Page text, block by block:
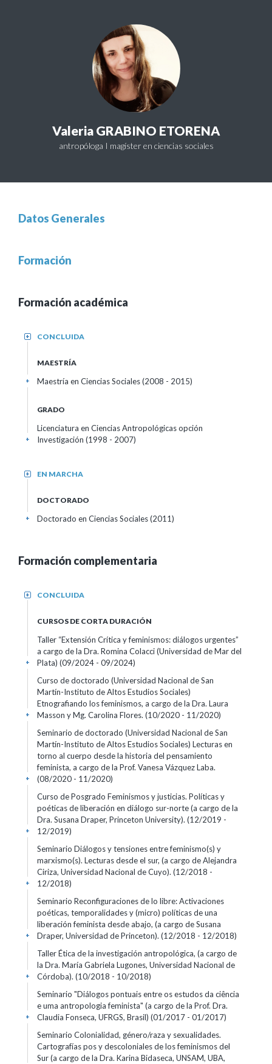
Valeria GRABINO ETORENA
antropóloga I magíster en ciencias sociales
Datos Generales
Formación
Formación académica
CONCLUIDA
+
MAESTRÍA
Maestría en Ciencias Sociales (2008 - 2015)
+
GRADO
Licenciatura en Ciencias Antropológicas opción
Investigación (1998 - 2007)
+
EN MARCHA
+
DOCTORADO
Doctorado en Ciencias Sociales (2011)
+
Formación complementaria
CONCLUIDA
+
CURSOS DE CORTA DURACIÓN
Taller “Extensión Crítica y feminismos: diálogos urgentes”
a cargo de la Dra. Romina Colacci (Universidad de Mar del
Plata) (09/2024 - 09/2024)
+
Curso de doctorado (Universidad Nacional de San
Martín-Instituto de Altos Estudios Sociales)
Etnografiando los feminismos, a cargo de la Dra. Laura
Masson y Mg. Carolina Flores. (10/2020 - 11/2020)
+
Seminario de doctorado (Universidad Nacional de San
Martín-Instituto de Altos Estudios Sociales) Lecturas en
torno al cuerpo desde la historia del pensamiento
feminista, a cargo de la Prof. Vanesa Vázquez Laba.
(08/2020 - 11/2020)
+
Curso de Posgrado Feminismos y justicias. Políticas y
poéticas de liberación en diálogo sur-norte (a cargo de la
Dra. Susana Draper, Princeton University). (12/2019 -
12/2019)
+
Seminario Diálogos y tensiones entre feminismo(s) y
marxismo(s). Lecturas desde el sur, (a cargo de Alejandra
Ciriza, Universidad Nacional de Cuyo). (12/2018 -
12/2018)
+
Seminario Reconfiguraciones de lo libre: Activaciones
poéticas, temporalidades y (micro) políticas de una
liberación feminista desde abajo, (a cargo de Susana
Draper, Universidad de Princeton). (12/2018 - 12/2018)
+
Taller Ética de la investigación antropológica, (a cargo de
la Dra. María Gabriela Lugones, Universidad Nacional de
Córdoba). (10/2018 - 10/2018)
+
Seminario "Diálogos pontuais entre os estudos da ciência
e uma antropologia feminista" (a cargo de la Prof. Dra.
Claudia Fonseca, UFRGS, Brasil) (01/2017 - 01/2017)
+
Seminario Colonialidad, género/raza y sexualidades.
Cartografías pos y descoloniales de los feminismos del
Sur (a cargo de la Dra. Karina Bidaseca, UNSAM, UBA,